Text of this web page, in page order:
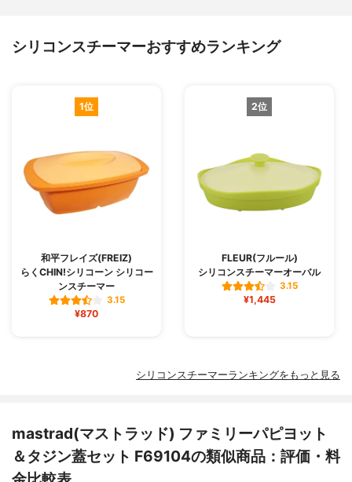
シリコンスチーマーおすすめランキング
1位
和平フレイズ(FREIZ)
らくCHIN!シリコーン シリコー
ンスチーマー
3.15
¥870
2位
FLEUR(フルール)
シリコンスチーマーオーバル
3.15
¥1,445
シリコンスチーマーランキングをもっと見る
mastrad(マストラッド) ファミリーパピヨット
＆タジン蓋セット F69104の類似商品：評価・料